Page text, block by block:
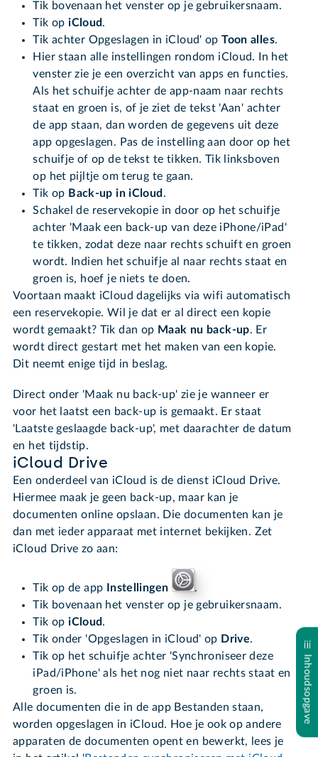
Tik bovenaan het venster op je gebruikersnaam.
Tik opiCloud.
Tik achter Opgeslagen in iCloud' opToon alles.
Hier staan alle instellingen rondom iCloud. In het
venster zie je een overzicht van apps en functies.
Als het schuifje achter de app-naam naar rechts
staat en groen is, of je ziet de tekst 'Aan' achter
de app staan, dan worden de gegevens uit deze
app opgeslagen. Pas de instelling aan door op het
schuifje of op de tekst te tikken. Tik linksboven
op het pijltje om terug te gaan.
Tik op Back-up in iCloud .
Schakel de reservekopie in door op het schuifje
achter 'Maak een back-up van deze iPhone/iPad'
te tikken, zodat deze naar rechts schuift en groen
wordt. Indien het schuifje al naar rechts staat en
groen is, hoef je niets te doen.
Voortaan maakt iCloud dagelijks via wifi automatisch
een reservekopie. Wil je dat er al direct een kopie
wordt gemaakt? Tik dan op Maak nu back-up. Er
wordt direct gestart met het maken van een kopie.
Dit neemt enige tijd in beslag.
Direct onder 'Maak nu back-up' zie je wanneer er
voor het laatst een back-up is gemaakt. Er staat
'Laatste geslaagde back-up', met daarachter de datum
en het tijdstip.
iCloud Drive
Een onderdeel van iCloud is de dienst iCloud Drive.
Hiermee maak je geen back-up, maar kan je
documenten online opslaan. Die documenten kan je
dan met ieder apparaat met internet bekijken. Zet
iCloud Drive zo aan:
Tik op de app Instellingen
.
Tik bovenaan het venster op je gebruikersnaam.
Tik opiCloud.
Tik onder 'Opgeslagen in iCloud' op Drive.
Tik op het schuifje achter 'Synchroniseer deze
iPad/iPhone' als het nog niet naar rechts staat en
groen is.
Alle documenten die in de app Bestanden staan,
worden opgeslagen in iCloud. Hoe je ook op andere
apparaten de documenten opent en bewerkt, lees je
Inhoudsopgave